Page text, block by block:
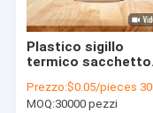
Plastico sigillo
termico sacchetto
laterale con
guarnizione di
Prezzo:$0.05/pieces 30000-299999
MOQ:30000 pezzi